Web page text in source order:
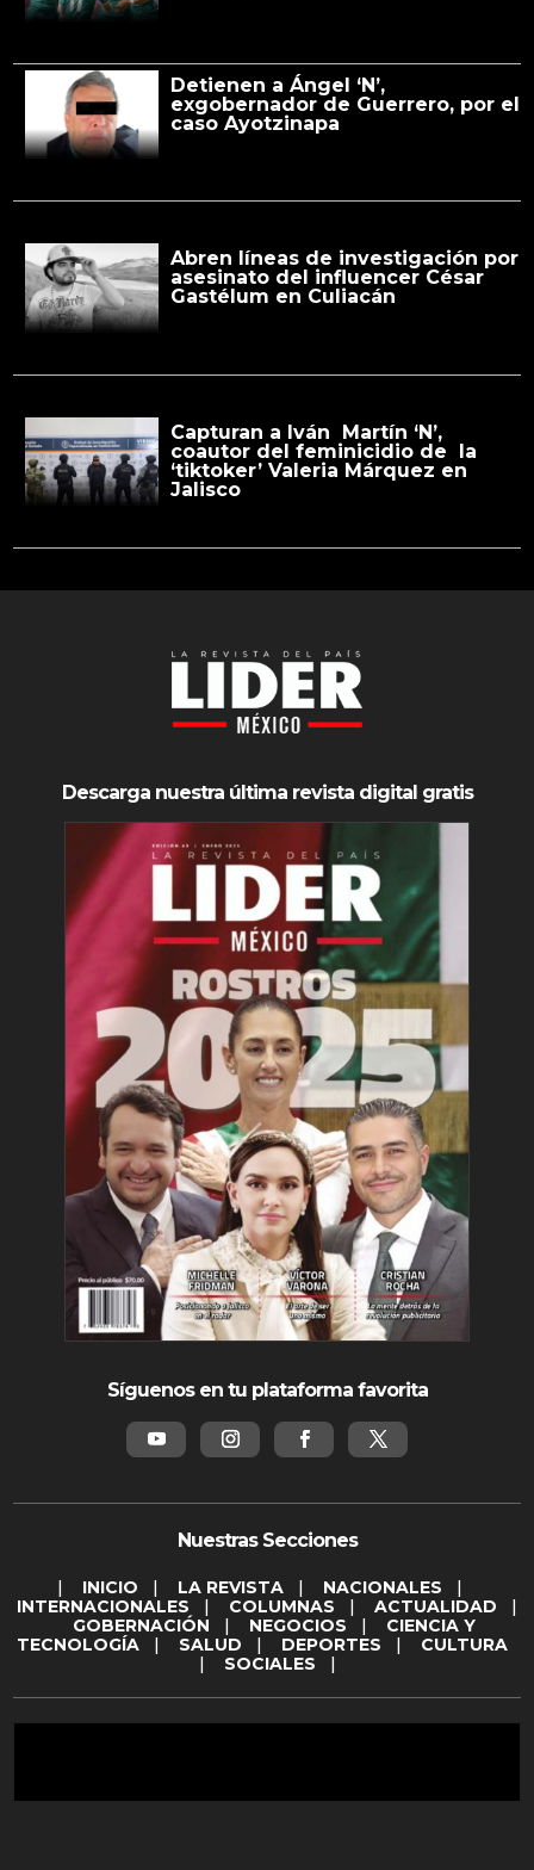
Detienen a Ángel ‘N’,
exgobernador de Guerrero, por el
caso Ayotzinapa
Abren líneas de investigación por
asesinato del influencer César
Gastélum en Culiacán
Capturan a Iván Martín ‘N’,
coautor del feminicidio de la
‘tiktoker’ Valeria Márquez en
Jalisco
Descarga nuestra última revista digital gratis
Síguenos en tu plataforma favorita
Nuestras Secciones
| INICIO | LA REVISTA | NACIONALES |
INTERNACIONALES | COLUMNAS | ACTUALIDAD |
GOBERNACIÓN | NEGOCIOS | CIENCIA Y
TECNOLOGÍA | SALUD | DEPORTES | CULTURA
| SOCIALES |